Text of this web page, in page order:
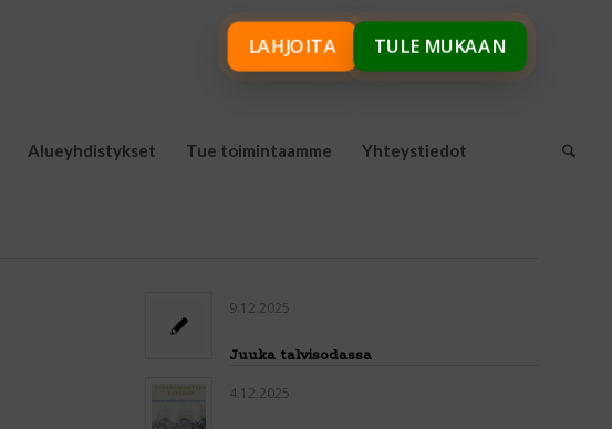
Alueyhdistykset Tue toimintaamme Yhteystiedot
9.12.2025
Juuka talvisodassa
4.12.2025
LAHJOITA TULE MUKAAN